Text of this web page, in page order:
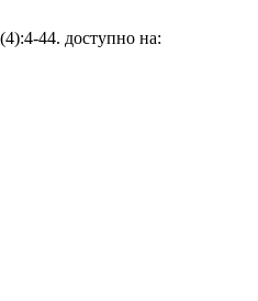
44. доступно на: